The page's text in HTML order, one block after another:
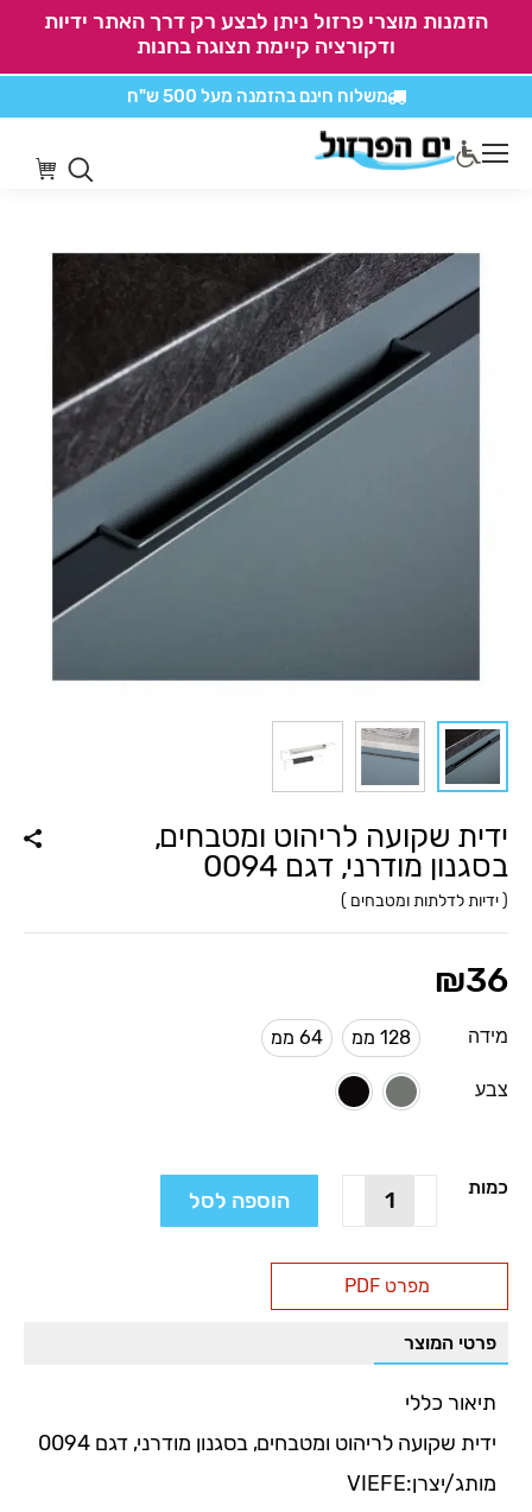
הזמנות מוצרי פרזול ניתן לבצע רק דרך האתר ידיות
ודקורציה קיימת תצוגה בחנות
משלוח חינם בהזמנה מעל 500 ש"ח
ידית שקועה לריהוט ומטבחים,
בסגנון מודרני, דגם 0094
( ידיות לדלתות ומטבחים )
₪36
מידה 128 ממ 128 ממ 64 ממ 64 ממ
צבע
ניקל מוברש
שחור מט
כמות
שקועה
לריהוט
ומטבחים,
בסגנון
מודרני,
דגם
הוספה לסל
פרטי המוצר
תיאור כללי
ידית שקועה לריהוט ומטבחים, בסגנון מודרני, דגם 0094
מותג/יצרן:VIEFE
מפרט PDF